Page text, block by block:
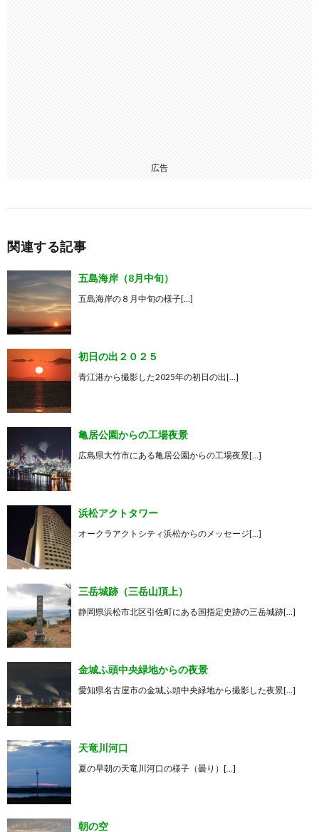
広告
関連する記事
五島海岸（8月中旬）
五島海岸の８月中旬の様子[…]
初日の出２０２５
青江港から撮影した2025年の初日の出[…]
亀居公園からの工場夜景
広島県大竹市にある亀居公園からの工場夜景[…]
浜松アクトタワー
オークラアクトシティ浜松からのメッセージ[…]
三岳城跡（三岳山頂上）
静岡県浜松市北区引佐町にある国指定史跡の三岳城跡[…]
金城ふ頭中央緑地からの夜景
愛知県名古屋市の金城ふ頭中央緑地から撮影した夜景[…]
天竜川河口
夏の早朝の天竜川河口の様子（曇り）[…]
朝の空